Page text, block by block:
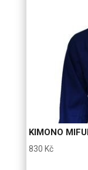
KIMONO
830 Kč